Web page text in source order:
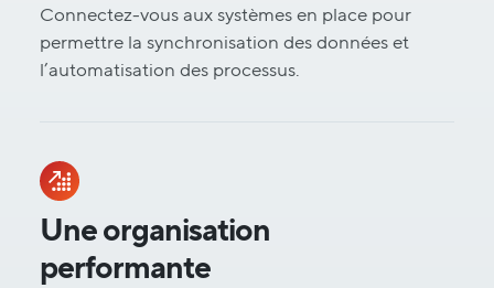
Connectez-vous aux systèmes en place pour
permettre la synchronisation des données et
l’automatisation des processus.
Une organisation
performante